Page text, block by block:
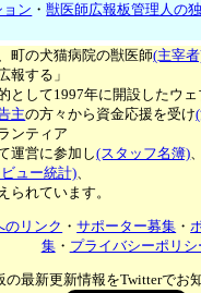
ン ・獣医師広報板管理人の
町の犬猫病院の獣医師(主宰
報する」
として1997年に開設したウ
主の方々から資金応援を受け
ンティア
運営に参加し(スタッフ名簿)
ュー統計)、
られています。
のリンク ・サポーター募集 ・
集・ プライバシーポリシ
の最新更新情報をTwitterでお